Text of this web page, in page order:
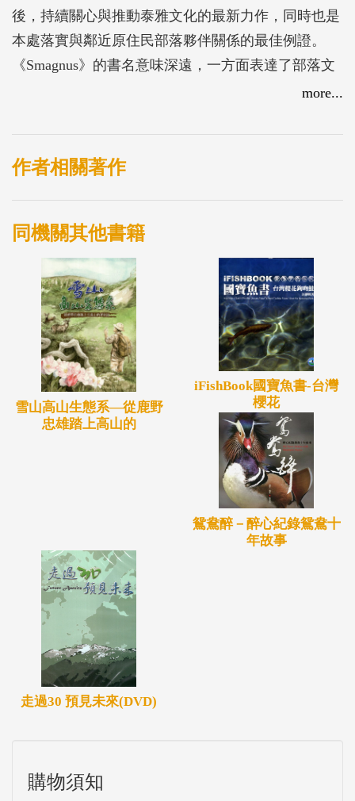
後，持續關心與推動泰雅文化的最新力作，同時也是
本處落實與鄰近原住民部落夥伴關係的最佳例證。
《Smagnus》的書名意味深遠，一方面表達了部落文
化傳承、建構部落的新生命，另一方面則看到部落堅
《Smagnus》代表部落居住的地方--司馬庫斯，也代
表原住民自主性建構部落在地文化以及生態知識的時
講自己部落的歷史發展和生活故事。
這本書的出版不僅是為Smagnus族人留下現階段的記
錄，成為部落孩子們文化與族語的教材；同時，也為
世界各地慕名而來想要了解Smangus的朋友們，提供
一本深入部落生態旅遊導覽的重要著作；因此，藉由
司馬庫斯部落議會、靜宜大學南島民族研究中心與雪
霸國家公園合作，特別將這本書編輯成泰雅語、中文
及英文等三種語言。期盼能從部落出發，連結外界，
把觸角延伸到國際，創造更多異文化的交流互動。
more...
作者相關著作
同機關其他書籍
雪山高山生態系―從鹿野
忠雄踏上高山的
iFishBook國寶魚書-台灣
櫻花
鴛鴦醉－醉心紀錄鴛鴦十
年故事
走過30 預見未來(DVD)
購物須知